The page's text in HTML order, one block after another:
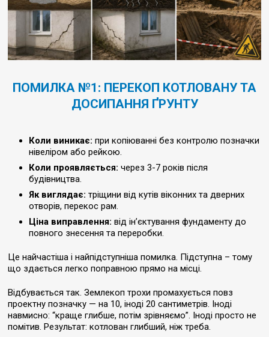
ПОМИЛКА №1: ПЕРЕКОП КОТЛОВАНУ ТА
ДОСИПАННЯ ҐРУНТУ
Коли виникає: при копіюванні без контролю позначки
нівеліром або рейкою.
Коли проявляється: через 3-7 років після
будівництва.
Як виглядає: тріщини від кутів віконних та дверних
отворів, перекос рам.
Ціна виправлення: від ін’єктування фундаменту до
повного знесення та переробки.
Це найчастіша і найпідступніша помилка. Підступна – тому
що здається легко поправною прямо на місці.
Відбувається так. Землекоп трохи промахується повз
проектну позначку — на 10, іноді 20 сантиметрів. Іноді
навмисно: “краще глибше, потім зрівняємо”. Іноді просто не
помітив. Результат: котлован глибший, ніж треба.